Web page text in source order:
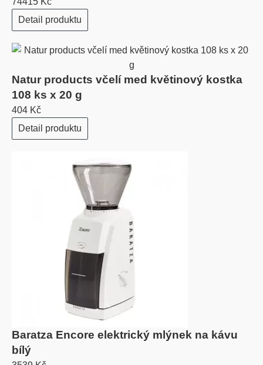
Detail produktu
Natur products včelí med květinový kostka
108 ks x 20 g
404 Kč
Detail produktu
Baratza Encore elektrický mlýnek na kávu
bílý